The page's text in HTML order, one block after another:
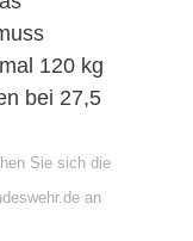
120 kg
bei 27,5
Sie sich die
an